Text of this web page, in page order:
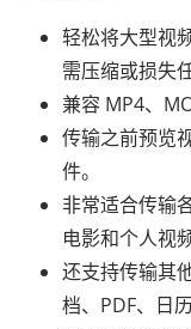
轻松将大型视
需压缩或损失
兼容 MP4、
传输之前预览
件。
非常适合传输
电影和个人视
还支持传输其
档、PDF、日历